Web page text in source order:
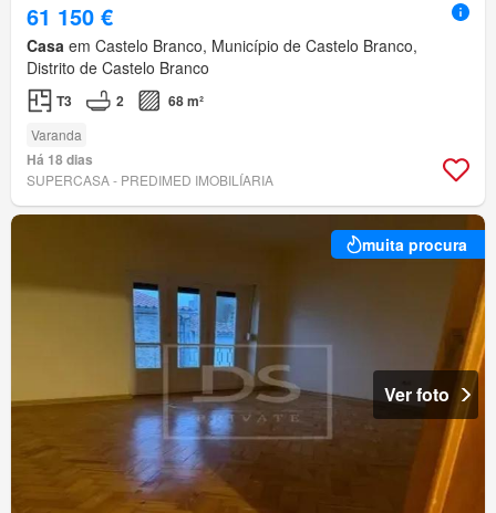
61 150 €
Casa em Castelo Branco, Município de Castelo Branco,
Distrito de Castelo Branco
T3 2 68 m²
Varanda
Há 18 dias
SUPERCASA - PREDIMED IMOBILÍARIA
muita procura
Ver foto